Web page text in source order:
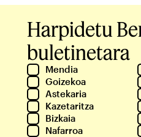
Harpidetu
buletinetara
Mendia
Goizekoa
Astekaria
Kazetaritza
Bizkaia
Nafarroa